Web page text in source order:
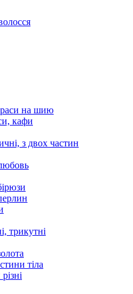
на шию
кафи
з двох частин
трикутні
тіла